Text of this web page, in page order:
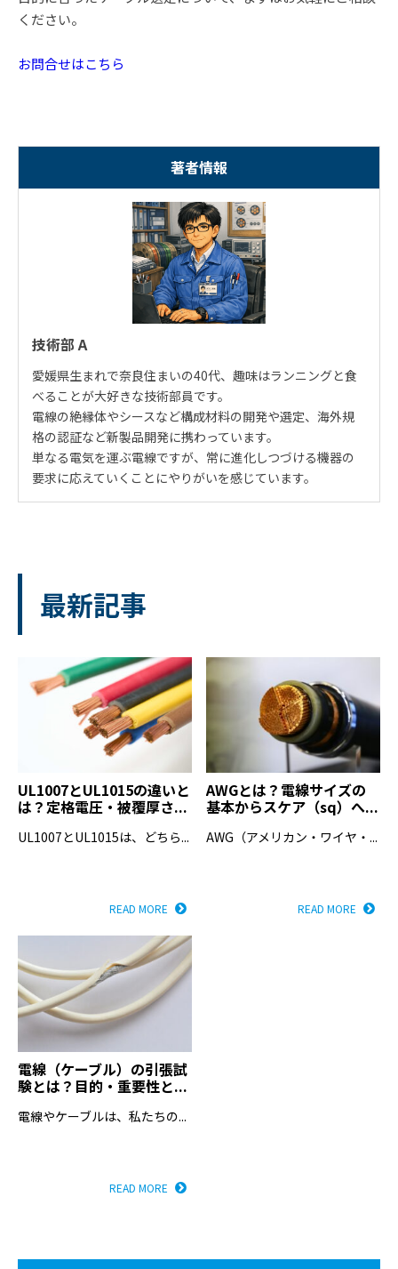
ください。
お問合せはこちら
著者情報
技術部 A
愛媛県生まれで奈良住まいの40代、趣味はランニングと食
べることが大好きな技術部員です。
電線の絶縁体やシースなど構成材料の開発や選定、海外規
格の認証など新製品開発に携わっています。
単なる電気を運ぶ電線ですが、常に進化しつづける機器の
要求に応えていくことにやりがいを感じています。
最新記事
UL1007とUL1015の違いと
は？定格電圧・被覆厚さ...
UL1007とUL1015は、どちら...
READ MORE
AWGとは？電線サイズの
基本からスケア（sq）へ...
AWG（アメリカン・ワイヤ・...
READ MORE
電線（ケーブル）の引張試
験とは？目的・重要性と...
電線やケーブルは、私たちの...
READ MORE